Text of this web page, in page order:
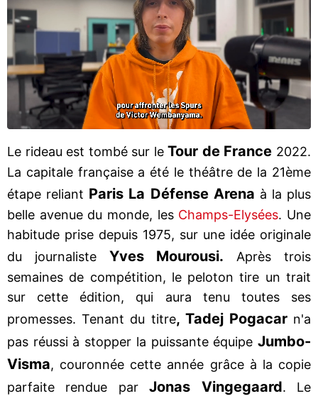
Le rideau est tombé sur leTour de France 2022.
La capitale française a été le théâtre de la 21ème
étape reliant Paris La Défense Arena à la plus
belle avenue du monde, les Champs-Elysées. Une
habitude prise depuis 1975, sur une idée originale
du journaliste Yves Mourousi. Après trois
semaines de compétition, le peloton tire un trait
sur cette édition, qui aura tenu toutes ses
promesses. Tenant du titre, Tadej Pogacarn'a
pas réussi à stopper la puissante équipe Jumbo-
Visma, couronnée cette année grâce à la copie
parfaite rendue parJonas Vingegaard. Le